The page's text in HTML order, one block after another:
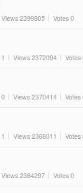
Views2399805 Votes0
1 Views2372094 Votes
0 Views2370414 Votes
1 Views2368011 Votes
Views2364297 Votes0